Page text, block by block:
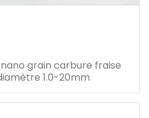
grain carbure fraise
1.0-20mm